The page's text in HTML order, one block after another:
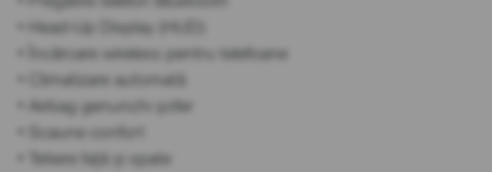
• Head-Up Display (HUD)
• Încărcare wireless pentru telefoane
• Climatizare automată
• Airbag genunchi șofer
• Scaune confort
• Tetiere față și spate